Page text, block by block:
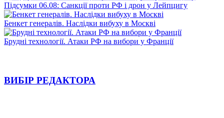
Підсумки 06.08: Санкції проти РФ і дрон у Лейпцигу
Бенкет генералів. Наслідки вибуху в Москві
Брудні технології. Атаки РФ на вибори у Франції
ВИБІР РЕДАКТОРА